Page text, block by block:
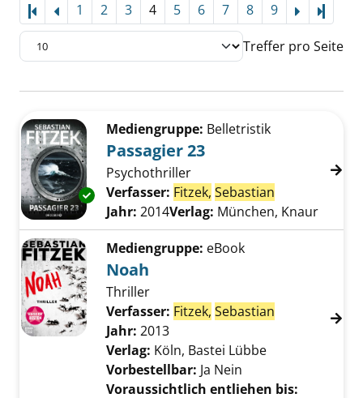
1 2 3 4 5 6 7 8 9
Treffer pro Seite
Zu den Suchfiltern springen
Exemplar-Details von Passagier 23 anzeigen
Mediengruppe: Belletristik
Passagier 23
Psychothriller
Verfasser: Fitzek, Sebastian
Jahr: 2014Verlag: München, Knaur
Mediengruppe: eBook
Noah
Thriller
Verfasser: Fitzek, Sebastian Suche nach
Jahr: 2013
Verlag: Köln, Bastei Lübbe
Vorbestellbar: Ja Nein
Voraussichtlich entliehen bis: